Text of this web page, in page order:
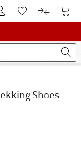
Tästä asiakastililleTästä toivelistalle.
Tästä
Shoes